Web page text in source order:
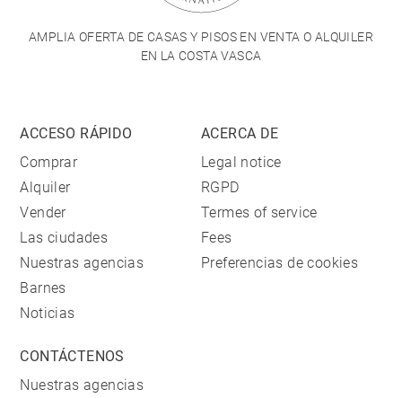
AMPLIA OFERTA DE CASAS Y PISOS EN VENTA O ALQUILER
EN LA COSTA VASCA
ACCESO RÁPIDO
Comprar
Alquiler
Vender
Las ciudades
Nuestras agencias
Barnes
Noticias
ACERCA DE
Legal notice
RGPD
Termes of service
Fees
Preferencias de cookies
CONTÁCTENOS
Nuestras agencias